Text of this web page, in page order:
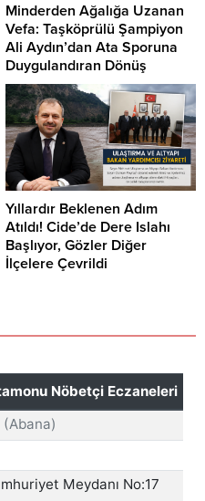
Minderden Ağalığa Uzanan
Vefa: Taşköprülü Şampiyon
Ali Aydın’dan Ata Sporuna
Duygulandıran Dönüş
Yıllardır Beklenen Adım
Atıldı! Cide’de Dere Islahı
Başlıyor, Gözler Diğer
İlçelere Çevrildi